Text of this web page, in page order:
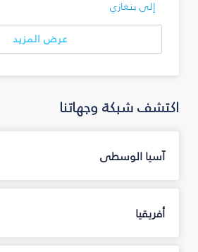
إلى بنغازي
عرض المزيد
اكتشف شبكة وجهاتنا
آسيا الوسطى
أفريقيا